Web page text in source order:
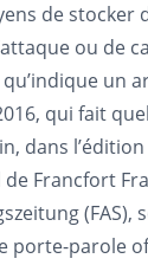
de stocker
ou de
qu’indique un
qui fait
dans
Francfort
(FAS),
porte-parole